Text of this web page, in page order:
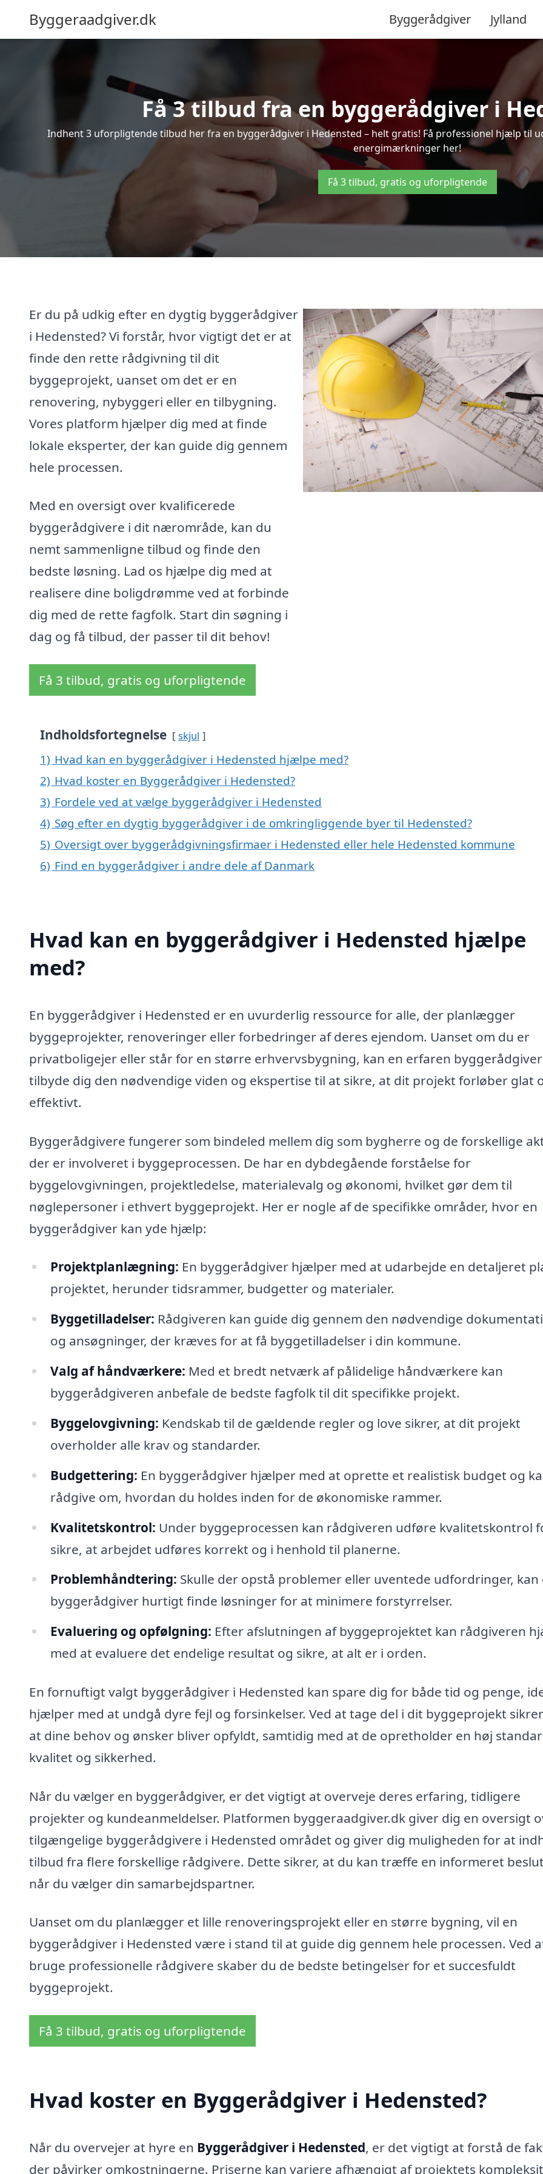
Byggeraadgiver.dk Byggerådgiver Jylland
Få 3 tilbud fra en byggerådgiver i
Indhent 3 uforpligtende tilbud her fra en byggerådgiver i Hedensted – helt gratis! Få professionel hjælp til
energimærkninger her!
Få 3 tilbud, gratis og uforpligtende
Er du på udkig efter en dygtig byggerådgiver
i Hedensted? Vi forstår, hvor vigtigt det er at
finde den rette rådgivning til dit
byggeprojekt, uanset om det er en
renovering, nybyggeri eller en tilbygning.
Vores platform hjælper dig med at finde
lokale eksperter, der kan guide dig gennem
hele processen.
Med en oversigt over kvalificerede
byggerådgivere i dit nærområde, kan du
nemt sammenligne tilbud og finde den
bedste løsning. Lad os hjælpe dig med at
realisere dine boligdrømme ved at forbinde
dig med de rette fagfolk. Start din søgning i
dag og få tilbud, der passer til dit behov!
Få 3 tilbud, gratis og uforpligtende
Indholdsfortegnelse skjul
1) Hvad kan en byggerådgiver i Hedensted hjælpe med?
2) Hvad koster en Byggerådgiver i Hedensted?
3) Fordele ved at vælge byggerådgiver i Hedensted
4) Søg efter en dygtig byggerådgiver i de omkringliggende byer til Hedensted?
5) Oversigt over byggerådgivningsfirmaer i Hedensted eller hele Hedensted kommune
6) Find en byggerådgiver i andre dele af Danmark
Hvad kan en byggerådgiver i Hedensted hjælpe
med?
En byggerådgiver i Hedensted er en uvurderlig ressource for alle, der planlægger
byggeprojekter, renoveringer eller forbedringer af deres ejendom. Uanset om du er
privatboligejer eller står for en større erhvervsbygning, kan en erfaren byggerådgiver
tilbyde dig den nødvendige viden og ekspertise til at sikre, at dit projekt forløber glat
effektivt.
Byggerådgivere fungerer som bindeled mellem dig som bygherre og de forskellige
der er involveret i byggeprocessen. De har en dybdegående forståelse for
byggelovgivningen, projektledelse, materialevalg og økonomi, hvilket gør dem til
nøglepersoner i ethvert byggeprojekt. Her er nogle af de specifikke områder, hvor en
byggerådgiver kan yde hjælp:
Projektplanlægning: En byggerådgiver hjælper med at udarbejde en detaljeret
projektet, herunder tidsrammer, budgetter og materialer.
Byggetilladelser: Rådgiveren kan guide dig gennem den nødvendige
og ansøgninger, der kræves for at få byggetilladelser i din kommune.
Valg af håndværkere: Med et bredt netværk af pålidelige håndværkere kan
byggerådgiveren anbefale de bedste fagfolk til dit specifikke projekt.
Byggelovgivning: Kendskab til de gældende regler og love sikrer, at dit projekt
overholder alle krav og standarder.
Budgettering: En byggerådgiver hjælper med at oprette et realistisk budget og
rådgive om, hvordan du holdes inden for de økonomiske rammer.
Kvalitetskontrol: Under byggeprocessen kan rådgiveren udføre kvalitetskontrol
sikre, at arbejdet udføres korrekt og i henhold til planerne.
Problemhåndtering: Skulle der opstå problemer eller uventede udfordringer, kan
byggerådgiver hurtigt finde løsninger for at minimere forstyrrelser.
Evaluering og opfølgning: Efter afslutningen af byggeprojektet kan rådgiveren
med at evaluere det endelige resultat og sikre, at alt er i orden.
En fornuftigt valgt byggerådgiver i Hedensted kan spare dig for både tid og penge,
hjælper med at undgå dyre fejl og forsinkelser. Ved at tage del i dit byggeprojekt
at dine behov og ønsker bliver opfyldt, samtidig med at de opretholder en høj
kvalitet og sikkerhed.
Når du vælger en byggerådgiver, er det vigtigt at overveje deres erfaring, tidligere
projekter og kundeanmeldelser. Platformen byggeraadgiver.dk giver dig en oversigt
tilgængelige byggerådgivere i Hedensted området og giver dig muligheden for at
tilbud fra flere forskellige rådgivere. Dette sikrer, at du kan træffe en informeret
når du vælger din samarbejdspartner.
Uanset om du planlægger et lille renoveringsprojekt eller en større bygning, vil en
byggerådgiver i Hedensted være i stand til at guide dig gennem hele processen. Ved
bruge professionelle rådgivere skaber du de bedste betingelser for et succesfuldt
byggeprojekt.
Få 3 tilbud, gratis og uforpligtende
Hvad koster en Byggerådgiver i Hedensted?
Når du overvejer at hyre en Byggerådgiver i Hedensted, er det vigtigt at forstå de
der påvirker omkostningerne. Priserne kan variere afhængigt af projektets